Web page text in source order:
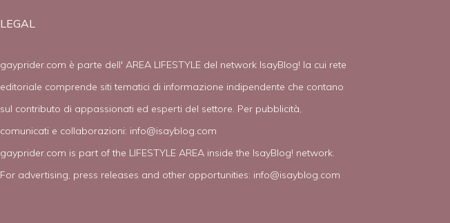
LEGAL
gayprider.com è parte dell' AREA LIFESTYLE del network IsayBlog! la cui rete
editoriale comprende siti tematici di informazione indipendente che contano
sul contributo di appassionati ed esperti del settore. Per pubblicità,
comunicati e collaborazioni: info@isayblog.com
gayprider.com is part of the LIFESTYLE AREA inside the IsayBlog! network.
For advertising, press releases and other opportunities: info@isayblog.com